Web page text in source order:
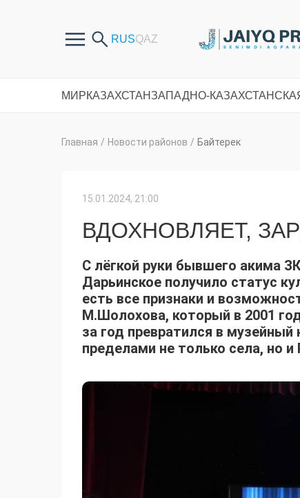
МИРКАЗАХСТАНЗАПАДНО-
Главная / Новости районов / Байтерек
15.01.2024, 21:00
ВДОХНОВЛЯЕТ,
С лёгкой руки бывшего акима
Дарьинское получило статус
есть все признаки и
М.Шолохова, который в 2001
за год превратился в
пределами не только села, но и